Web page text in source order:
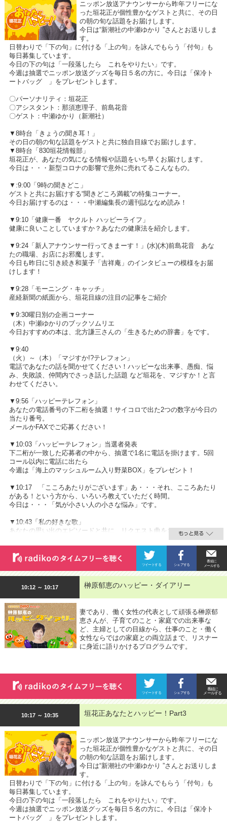
ニッポン放送アナウンサーから昨年フリーにな
った垣花正が個性豊かなゲストと共に、その日
の朝の旬な話題をお届けします。
今日は“新潮社の中瀬ゆかり ”さんとお送りしま
す。
日替わりで「下の句」に付ける「上の句」を詠んでもらう「付句」も
毎日募集しています。
今日の下の句は「一段落したら これをやりたい」です。
今週は抽選でニッポン放送グッズを毎日５名の方に。今日は「保冷ト
ートバッグ 」をプレゼントします。
〇パーソナリティ：垣花正
〇アシスタント：那須恵理子、前島花音
〇ゲスト：中瀬ゆかり（新潮社）
▼8時台「きょうの聞き耳！」
その日の朝の旬な話題をゲストと共に独自目線でお届けします。
▼8時台「830垣花情報部」
垣花正が、あなたの気になる情報や話題をいち早くお届けします。
今日は・・・新型コロナの影響で意外に売れてるこんなもの。
▼:9:00「9時の聞きどこ」
ゲストと共にお届けする“聞きどころ満載”の特集コーナー。
今日お届けするのは・・・中瀬編集長の週刊誌ななめ読み！
▼9:10「健康一番 ヤクルト ハッピーライフ」
健康に良いことしていますか？あなたの健康法を紹介します。
▼9:24「新人アナウンサー行ってきまーす！」(水)(木)前島花音 あな
たの職場、お店にお邪魔します。
今日も昨日に引き続き和菓子「吉祥庵」のインタビューの模様をお届
けします！
▼9:28「モーニング・キャッチ」
産経新聞の紙面から、垣花目線の注目の記事をご紹介
▼9:30曜日別の企画コーナー
（木）中瀬ゆかりのブックソムリエ
今日おすすめの本は、北方謙三さんの「生きるための辞書」をです。
▼9:40
（火）～（木）「マジすか!?テレフォン」
電話であなたの話を聞かせてください！ハッピーな出来事、愚痴、悩
み、失敗談、仲間内でさっき話した話題 など垣花を、マジすか！と言
わせてください。
▼9:56「ハッピーテレフォン」
あなたの電話番号の下二桁を抽選！サイコロで出た2つの数字が今日の
当たり番号。
メールかFAXでご応募ください！
▼10:03「ハッピーテレフォン」当選者発表
下二桁が一致した応募者の中から、抽選で1名に電話を掛けます。5回
コール以内に電話に出たら
今週は「海上のマッシュルーム入り野菜BOX」をプレゼント！
▼10:17 「こころあたりがございます」あ・・・それ、こころあたり
がある！という方から、いろいろ教えていただく時間。
今日は・・・「気が小さい人の小さな悩み」です。
▼10:43「私の好きな歌」
あなたの思い出のエピソードと共に、リクエスト曲をおかけします。
10:12 ～ 10:17 榊原郁恵のハッピー・ダイアリー
妻であり、働く女性の代表として頑張る榊原郁
恵さんが、子育てのこと・家庭での出来事な
ど、主婦としての目線から、仕事のこと・働く
女性ならではの家庭との両立話まで、リスナー
に身近に語りかけるプログラムです。
10:17 ～ 10:35 垣花正あなたとハッピー！Part3
ニッポン放送アナウンサーから昨年フリーにな
った垣花正が個性豊かなゲストと共に、その日
の朝の旬な話題をお届けします。
今日は“新潮社の中瀬ゆかり ”さんとお送りしま
す。
日替わりで「下の句」に付ける「上の句」を詠んでもらう「付句」も
毎日募集しています。
今日の下の句は「一段落したら これをやりたい」です。
今週は抽選でニッポン放送グッズを毎日５名の方に。今日は「保冷ト
ートバッグ 」をプレゼントします。